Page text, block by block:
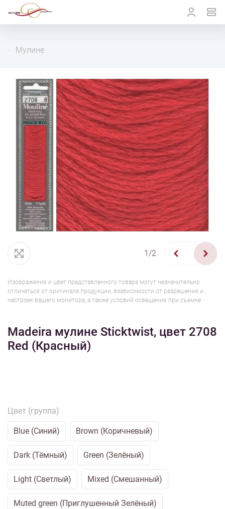
Мулине
1/2
Изображения и цвет представленного товара могут незначительно
отличаться от оригинала продукции, взависимости от разрешения и
настроек вашего монитора, а также условий освещения при съемке
Madeira мулине Sticktwist, цвет 2708
Red (Красный)
Цвет (группа)
Blue (Синий) Brown (Коричневый)
Dark (Тёмный) Green (Зелёный)
Light (Светлый) Mixed (Смешанный)
Muted green (Приглушенный Зелёный)